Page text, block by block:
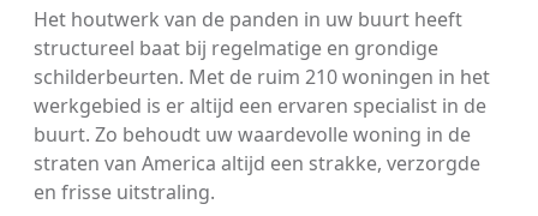
Het houtwerk van de panden in uw buurt heeft
structureel baat bij regelmatige en grondige
schilderbeurten. Met de ruim 210 woningen in het
werkgebied is er altijd een ervaren specialist in de
buurt. Zo behoudt uw waardevolle woning in de
straten van America altijd een strakke, verzorgde
en frisse uitstraling.